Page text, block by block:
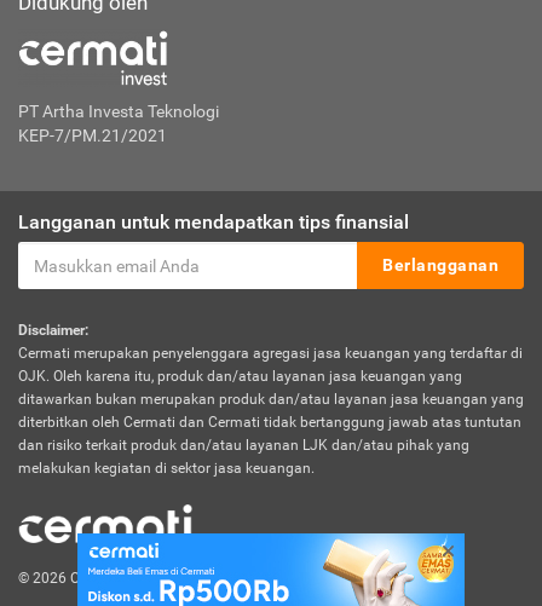
PT Artha Investa Teknologi
KEP-7/PM.21/2021
Langganan untuk mendapatkan tips finansial
Berlangganan
Disclaimer:
Cermati merupakan penyelenggara agregasi jasa keuangan yang terdaftar di
OJK. Oleh karena itu, produk dan/atau layanan jasa keuangan yang
ditawarkan bukan merupakan produk dan/atau layanan jasa keuangan yang
diterbitkan oleh Cermati dan Cermati tidak bertanggung jawab atas tuntutan
dan risiko terkait produk dan/atau layanan LJK dan/atau pihak yang
melakukan kegiatan di sektor jasa keuangan.
© 2026 Cermati. All Rights Reserved.